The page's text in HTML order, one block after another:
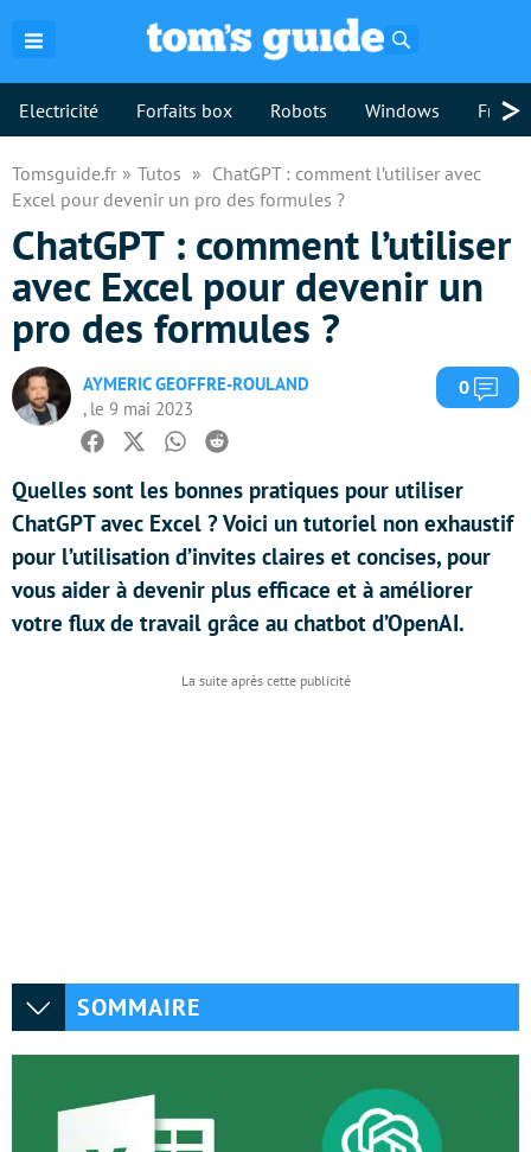
Electricité Forfaits box Robots Windows >
Tomsguide.fr Tutos
ChatGPT : comment l’utiliser avec
Excel pour devenir un pro des formules ?
ChatGPT : comment l’utiliser
avec Excel pour devenir un
pro des formules ?
AYMERIC GEOFFRE-ROULAND
, le 9 mai 2023
0
Facebook
TwitterWhatsapp
Reddit
Quelles sont les bonnes pratiques pour utiliser
ChatGPT avec Excel ? Voici un tutoriel non exhaustif
pour l’utilisation d’invites claires et concises, pour
vous aider à devenir plus efficace et à améliorer
votre flux de travail grâce au chatbot d’OpenAI.
SOMMAIRE